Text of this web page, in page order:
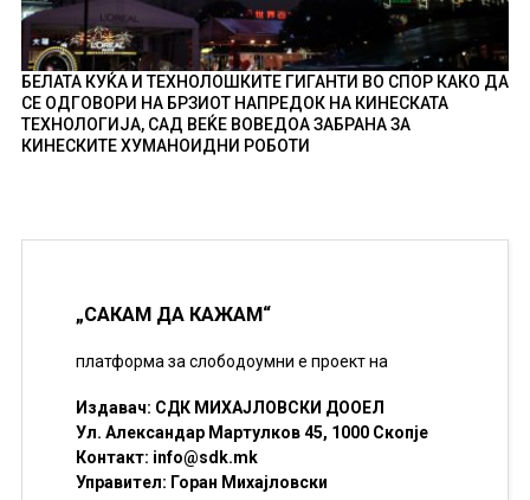
БЕЛАТА КУЌА И ТЕХНОЛОШКИТЕ ГИГАНТИ ВО СПОР КАКО ДА
СЕ ОДГОВОРИ НА БРЗИОТ НАПРЕДОК НА КИНЕСКАТА
ТЕХНОЛОГИЈА, САД ВЕЌЕ ВОВЕДОА ЗАБРАНА ЗА
КИНЕСКИТЕ ХУМАНОИДНИ РОБОТИ
„САКАМ ДА КАЖАМ“
платформа за слободоумни е проект на
Издавач: СДК МИХАЈЛОВСКИ ДООЕЛ
Ул. Александар Мартулков 45, 1000 Скопје
Контакт: info@sdk.mk
Управител: Горан Михајловски